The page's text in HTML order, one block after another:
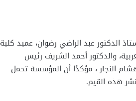
الدكتور عبد الراضي رضوان، عميد كلية
والدكتور أحمد الشريف رئيس
النجار ، مؤكدًا أن المؤسسة تحمل
هذه القيم.